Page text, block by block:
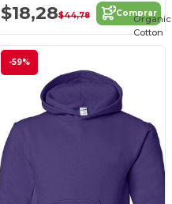
$18,28$44,78 Comprar
-59%
Organic
Cotton